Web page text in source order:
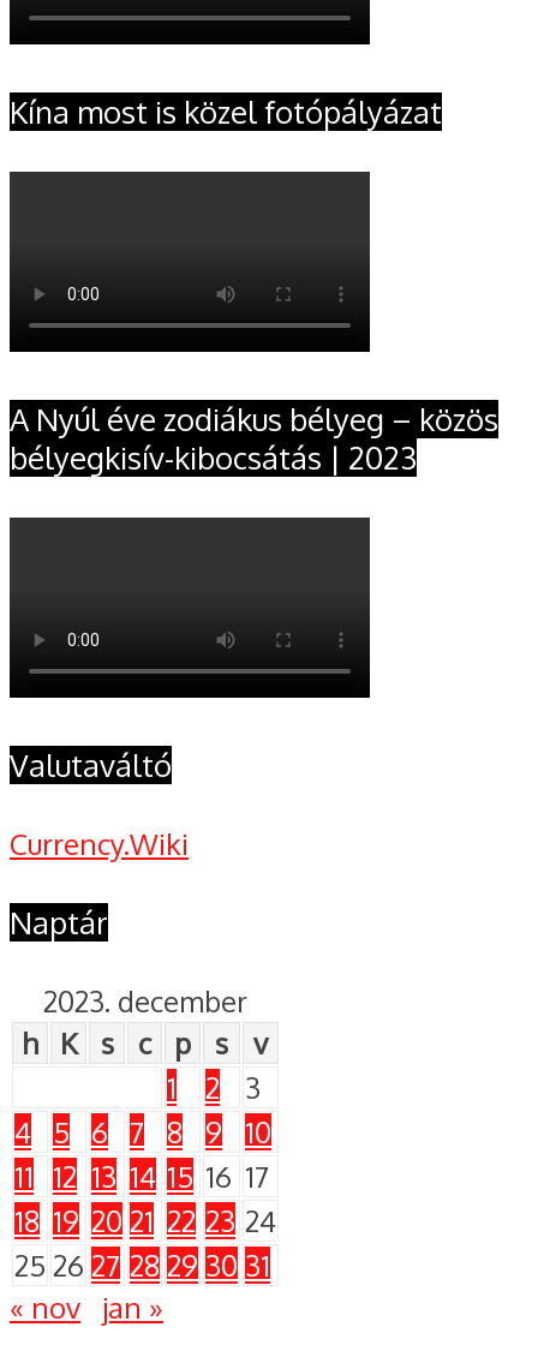
Kína most is közel fotópályázat
A Nyúl éve zodiákus bélyeg – közös
bélyegkisív-kibocsátás | 2023
Valutaváltó
Currency.Wiki
Naptár
2023. december
h
K s c p s
v
1
2
3
4
5 6 7 8 9
10
11
12 13 14 15 16 17
18 19 20 21 22 23 24
25 26 27 28 29 30 31
« nov
jan »